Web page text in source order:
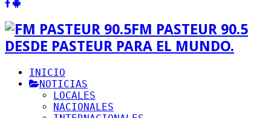
FM PASTEUR 90.5
DESDE PASTEUR PARA EL MUNDO.
INICIO
NOTICIAS
LOCALES
NACIONALES